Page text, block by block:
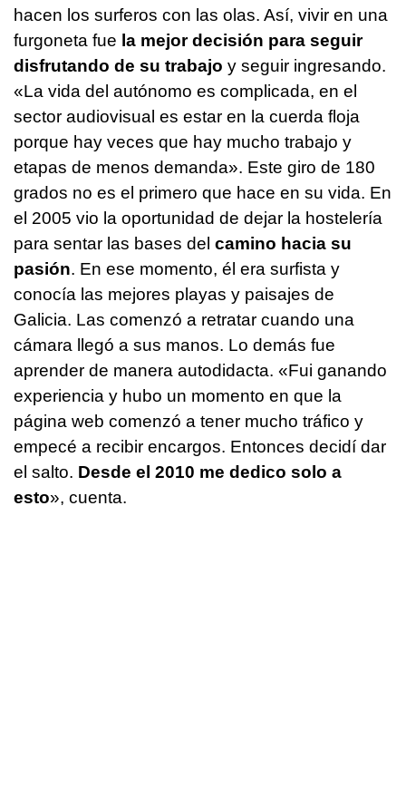
hacen los surferos con las olas. Así, vivir en una
furgoneta fue la mejor decisión para seguir
disfrutando de su trabajo y seguir ingresando.
«La vida del autónomo es complicada, en el
sector audiovisual es estar en la cuerda floja
porque hay veces que hay mucho trabajo y
etapas de menos demanda». Este giro de 180
grados no es el primero que hace en su vida. En
el 2005 vio la oportunidad de dejar la hostelería
para sentar las bases del camino hacia su
pasión. En ese momento, él era surfista y
conocía las mejores playas y paisajes de
Galicia. Las comenzó a retratar cuando una
cámara llegó a sus manos. Lo demás fue
aprender de manera autodidacta. «Fui ganando
experiencia y hubo un momento en que la
página web comenzó a tener mucho tráfico y
empecé a recibir encargos. Entonces decidí dar
el salto. Desde el 2010 me dedico solo a
esto», cuenta.